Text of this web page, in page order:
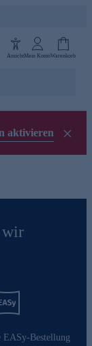
AnsichtMein KontoWarenkorb
aktivieren
wir
EASy-Bestellung